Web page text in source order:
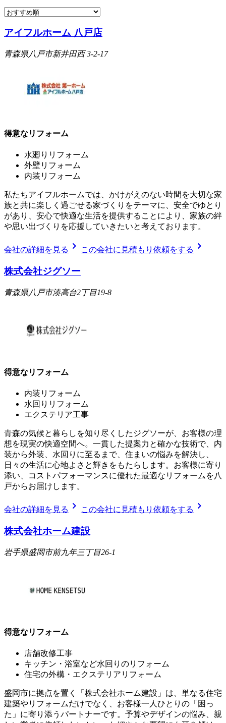
アイフルホーム 八戸店
青森県八戸市新井田西 3-2-17
得意なリフォーム
水廻りリフォーム
外壁リフォーム
内装リフォーム
私たちアイフルホームでは、かけがえのない時間を大切な家
族と共に楽しく過ごせる家づくりをテーマに、安全でゆとり
があり、安心で快適な生活を提供することにより、家族の絆
や思い出づくりを応援していきたいと考えております。
会社の詳細を見る chevron_right この会社に見積もり依頼をする chevron_right
株式会社ジグソー
青森県八戸市湊高台2丁目19-8
得意なリフォーム
内装リフォーム
水回りリフォーム
エクステリア工事
青森の気候と暮らしを知り尽くしたジグソーが、お客様の理
想を現実の快適空間へ。一貫した提案力と確かな技術で、内
装から外装、水回りに至るまで、住まいの悩みを解決し、
日々の生活に心地よさと輝きをもたらします。お客様に寄り
添い、コストパフォーマンスに優れた最適なリフォームを八
戸からお届けします。
会社の詳細を見る chevron_right この会社に見積もり依頼をする chevron_right
株式会社ホーム建設
岩手県盛岡市前九年三丁目26-1
得意なリフォーム
店舗改修工事
キッチン・浴室など水回りのリフォーム
住宅の外構・エクステリアリフォーム
盛岡市に拠点を置く「株式会社ホーム建設」は、単なる住宅
建築やリフォームだけでなく、お客様一人ひとりの「困っ
た」に寄り添うパートナーです。予算やデザインの悩み、親